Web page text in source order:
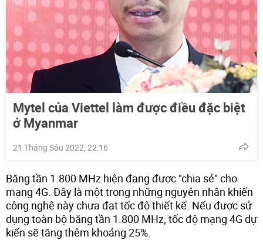
Mytel của Viettel làm được điều đặc biệt
ở Myanmar
21 Tháng Sáu 2022, 22:16
Băng tần 1.800 MHz hiện đang được "chia sẻ" cho
mạng 4G. Đây là một trong những nguyên nhân khiến
công nghệ này chưa đạt tốc độ thiết kế. Nếu được sử
dụng toàn bộ băng tần 1.800 MHz, tốc độ mạng 4G dự
kiến sẽ tăng thêm khoảng 25%.